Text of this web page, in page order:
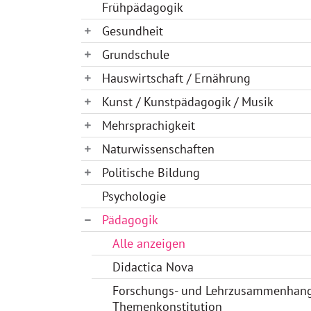
Frühpädagogik
Gesundheit
Grundschule
Hauswirtschaft / Ernährung
Kunst / Kunstpädagogik / Musik
Mehrsprachigkeit
Naturwissenschaften
Politische Bildung
Psychologie
Pädagogik
Alle anzeigen
Didactica Nova
Forschungs- und
Themenkonstitution